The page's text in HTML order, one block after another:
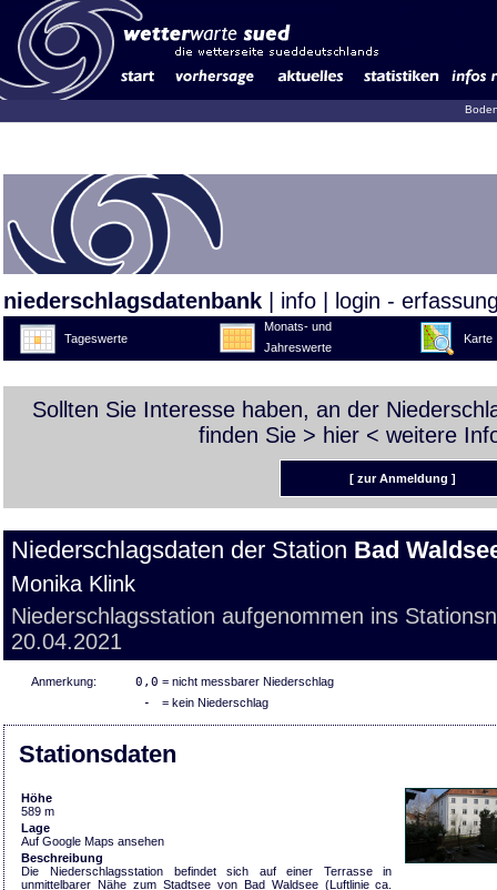
niederschlagsdatenbank info login -
Tageswerte
Monats- und
Jahreswerte
Karte
Sollten Sie Interesse haben, an der
finden Sie > hier < weitere
[ zur Anmeldung ]
Niederschlagsdaten der Station Bad
Monika Klink
Niederschlagsstation aufgenommen ins
20.04.2021
Anmerkung: 0,0 = nicht messbarer Niederschlag
- = kein Niederschlag
Stationsdaten
Höhe
589 m
Lage
Auf Google Maps ansehen
Beschreibung
Die Niederschlagsstation befindet sich auf einer Terrasse in
unmittelbarer Nähe zum Stadtsee von Bad Waldsee (Luftlinie ca.